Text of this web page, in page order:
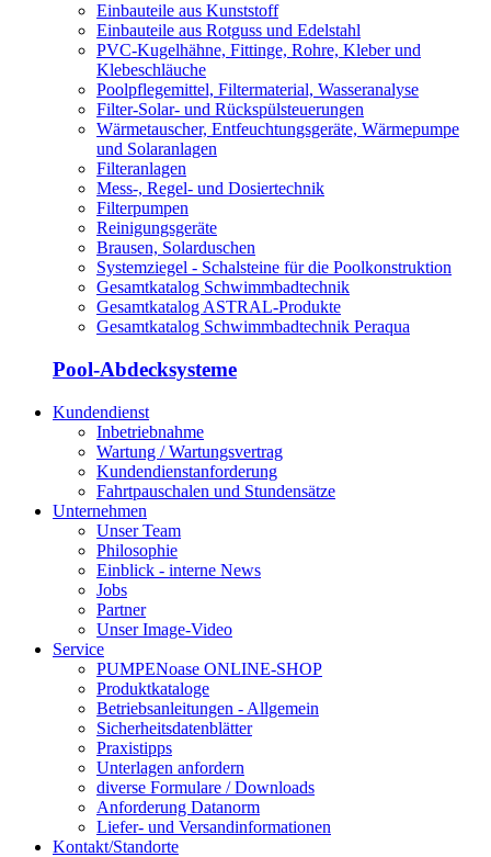
Einbauteile aus Kunststoff
Einbauteile aus Rotguss und Edelstahl
PVC-Kugelhähne, Fittinge, Rohre, Kleber und
Klebeschläuche
Poolpflegemittel, Filtermaterial, Wasseranalyse
Filter-Solar- und Rückspülsteuerungen
Wärmetauscher, Entfeuchtungsgeräte, Wärmepumpe
und Solaranlagen
Filteranlagen
Mess-, Regel- und Dosiertechnik
Filterpumpen
Reinigungsgeräte
Brausen, Solarduschen
Systemziegel - Schalsteine für die Poolkonstruktion
Gesamtkatalog Schwimmbadtechnik
Gesamtkatalog ASTRAL-Produkte
Gesamtkatalog Schwimmbadtechnik Peraqua
Pool-Abdecksysteme
Kundendienst
Inbetriebnahme
Wartung / Wartungsvertrag
Kundendienstanforderung
Fahrtpauschalen und Stundensätze
Unternehmen
Unser Team
Philosophie
Einblick - interne News
Jobs
Partner
Unser Image-Video
Service
PUMPENoase ONLINE-SHOP
Produktkataloge
Betriebsanleitungen - Allgemein
Sicherheitsdatenblätter
Praxistipps
Unterlagen anfordern
diverse Formulare / Downloads
Anforderung Datanorm
Liefer- und Versandinformationen
Kontakt/Standorte